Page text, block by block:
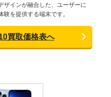
ザインが融合した、ユーザーに
を提供する端末です。
買取価格表へ